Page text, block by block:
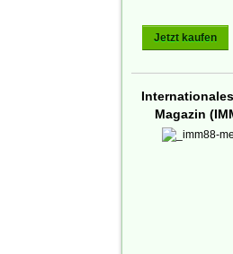
Jetzt kaufen
Magazin